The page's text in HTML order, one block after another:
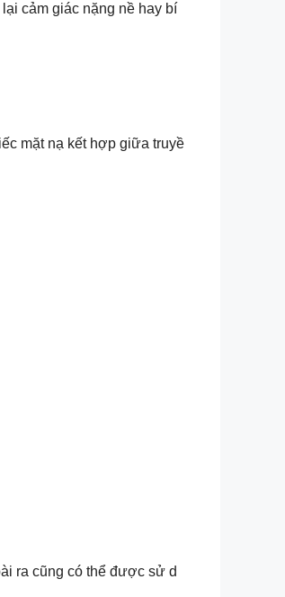
cảm giác nặng nề hay bí
mặt nạ kết hợp giữa truyề
ra cũng có thể được sử d